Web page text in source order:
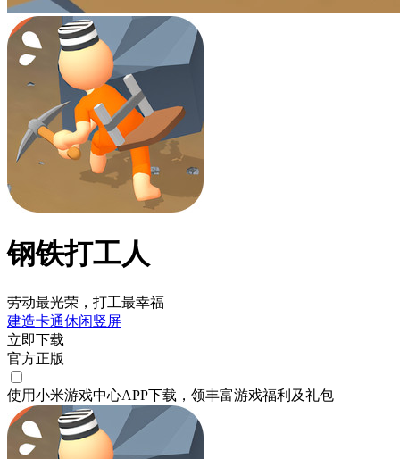
钢铁打工人
劳动最光荣，打工最幸福
建造卡通休闲竖屏
立即下载
官方正版
使用小米游戏中心APP下载 ，领丰富游戏福利 及礼包